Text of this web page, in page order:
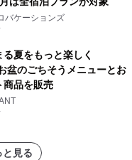
バケーションズ
夏をもっと楽しく
盆のごちそうメニューとお
商品を販売
と見る